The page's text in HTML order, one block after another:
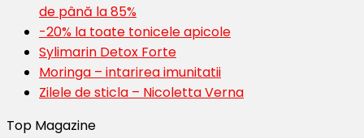
de până la 85%
-20% la toate tonicele apicole
Sylimarin Detox Forte
Moringa – intarirea imunitatii
Zilele de sticla – Nicoletta Verna
Top Magazine